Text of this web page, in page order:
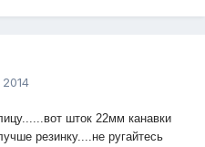
шток 22мм канавки
резинку....не ругайтесь